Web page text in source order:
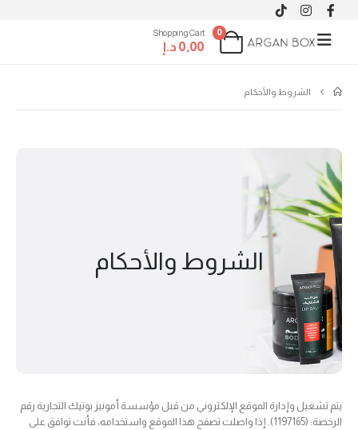
0
Shopping Cart
0,00 د.إ
الشروط والأحكام
الشروط والأحكام
يتم تشغيل وإدارة الموقع الإلكتروني من قبل مؤسسة أمونيز بوتيك التجارية رقم
الرخصة: (1197165). إذا واصلت تصفح هذا الموقع واستخدامه، فأنت توافق على